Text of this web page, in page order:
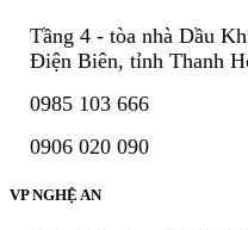
Tầng 4 - tòa nhà Dầu
Điện Biên, tỉnh Thanh
0985 103 666
0906 020 090
VP NGHỆ AN